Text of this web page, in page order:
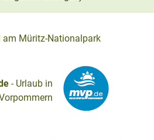
am Müritz-Nationalpark
- Urlaub in